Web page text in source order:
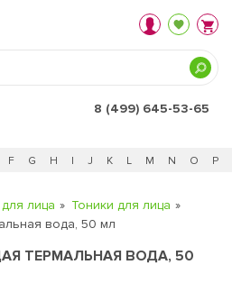
8 (499) 645-53-65
F G H I J K L M N O P
лица
Тоники для лица
вода, 50 мл
ТЕРМАЛЬНАЯ ВОДА, 50